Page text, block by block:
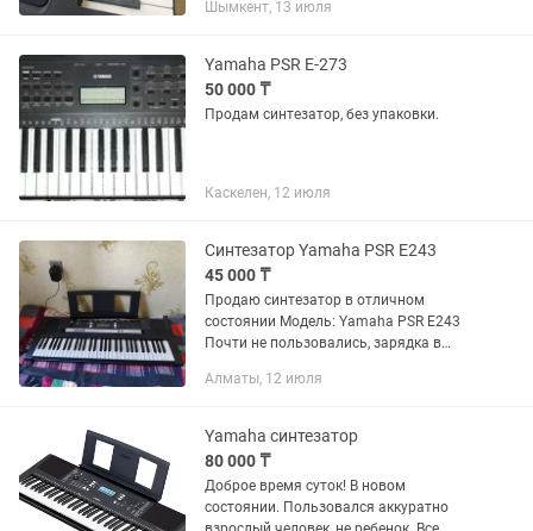
повреждений и царапин. Все клавиши,
Шымкент, 13 июля
Yamaha PSR E-273
50 000 ₸
Продам синтезатор, без упаковки.
Каскелен, 12 июля
Синтезатор Yamaha PSR E243
45 000 ₸
Продаю синтезатор в отличном
состоянии Модель: Yamaha PSR E243
Почти не пользовались, зарядка в
Алматы, 12 июля
Yamaha синтезатор
80 000 ₸
Доброе время суток! В новом
состоянии. Пользовался аккуратно